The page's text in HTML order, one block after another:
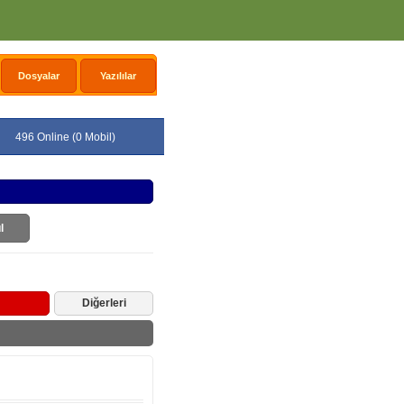
Dosyalar Yazılılar
496 Online (0 Mobil)
Diğerleri